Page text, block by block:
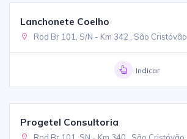
Lanchonete Coelho
Rod Br 101, S/N - Km 342 , São Cristóvão
Indicar
Progetel Consultoria